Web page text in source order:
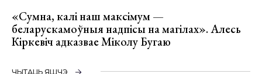
«Сумна, калі наш максімум —
беларускамоўныя надпісы на магілах». Алесь
Кіркевіч адказвае Міколу Бугаю
ЧЫТАЦЬ ЯШЧЭ